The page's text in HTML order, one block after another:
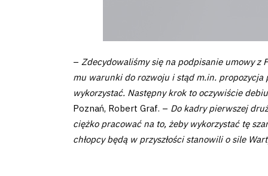
Aktualności
– Zdecydowaliśmy się na podpisanie umowy z
mu warunki do rozwoju i stąd m.in. propozycja
wykorzystać. Następny krok to oczywiście
Poznań, Robert Graf. – Do kadry pierwszej
ciężko pracować na to, żeby wykorzystać tę
chłopcy będą w przyszłości stanowili o sile